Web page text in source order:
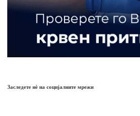
Заследете нѐ на социјалните мрежи